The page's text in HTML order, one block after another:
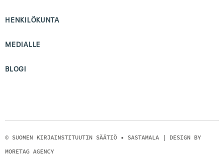
HENKILÖKUNTA
MEDIALLE
BLOGI
© SUOMEN KIRJAINSTITUUTIN SÄÄTIÖ • SASTAMALA | DESIGN BY
MORETAG AGENCY